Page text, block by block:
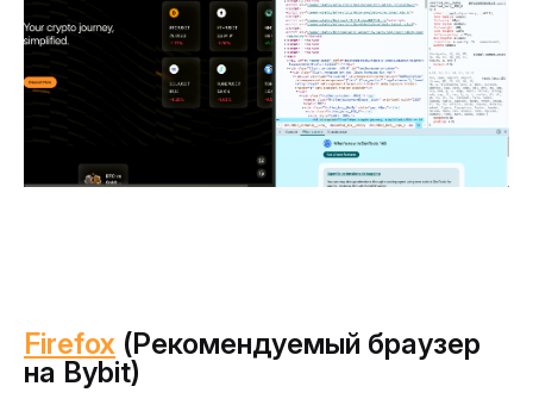
Firefox (Рекомендуемый браузер
на Bybit)